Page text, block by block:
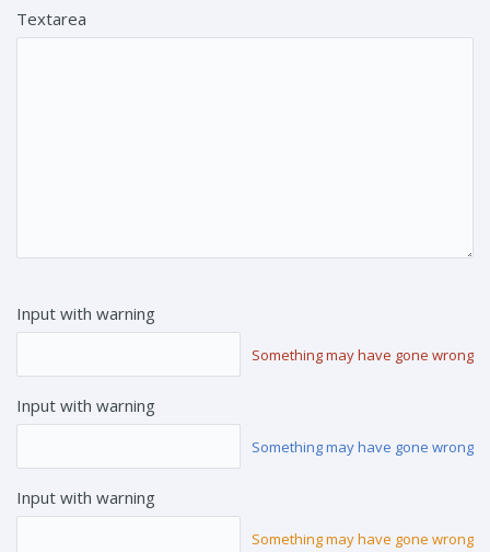
Textarea
Input with warning
Something may have gone wrong
Input with warning
Something may have gone wrong
Input with warning
Something may have gone wrong